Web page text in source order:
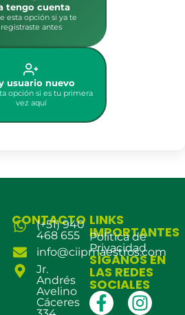
tengo cuenta
esta opción si ya te
registraste antes
usuario nuevo
opción si es tu primera
vez aquí
CONTACTO
(+51) 940
468 655
info@ciipmaestros.com
Jr.
Andrés
Avelino
Cáceres
LINKS
IMPORTANTES
Política de
Privacidad
SÍGANOS EN
LAS REDES
SOCIALES